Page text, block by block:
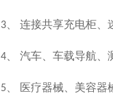
3 连接共享充电柜、
4 汽车、车载导航、
5 医疗器械、美容器